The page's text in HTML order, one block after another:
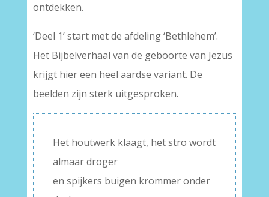
ontdekken.
‘Deel 1’ start met de afdeling ‘Bethlehem’.
Het Bijbelverhaal van de geboorte van Jezus
krijgt hier een heel aardse variant. De
beelden zijn sterk uitgesproken.
Het houtwerk klaagt, het stro wordt
almaar droger
en spijkers buigen krommer onder